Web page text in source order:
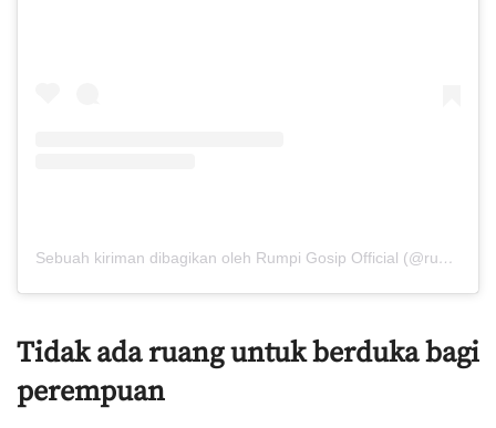
Sebuah kiriman dibagikan oleh Rumpi Gosip Official (@rumpi_gosip)
Tidak ada ruang untuk berduka bagi
perempuan